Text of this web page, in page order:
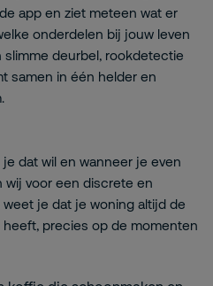
app en ziet meteen wat er
onderdelen bij jouw leven
slimme deurbel, rookdetectie
samen in één helder en
dat wil en wanneer je even
wij voor een discrete en
je dat je woning altijd de
precies op de momenten